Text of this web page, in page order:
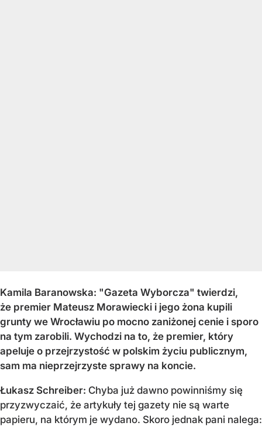
Kamila Baranowska: "Gazeta Wyborcza" twierdzi,
że premier Mateusz Morawiecki i jego żona kupili
grunty we Wrocławiu po mocno zaniżonej cenie i sporo
na tym zarobili. Wychodzi na to, że premier, który
apeluje o przejrzystość w polskim życiu publicznym,
sam ma nieprzejrzyste sprawy na koncie.
Łukasz Schreiber: Chyba już dawno powinniśmy się
przyzwyczaić, że artykuły tej gazety nie są warte
papieru, na którym je wydano. Skoro jednak pani nalega: